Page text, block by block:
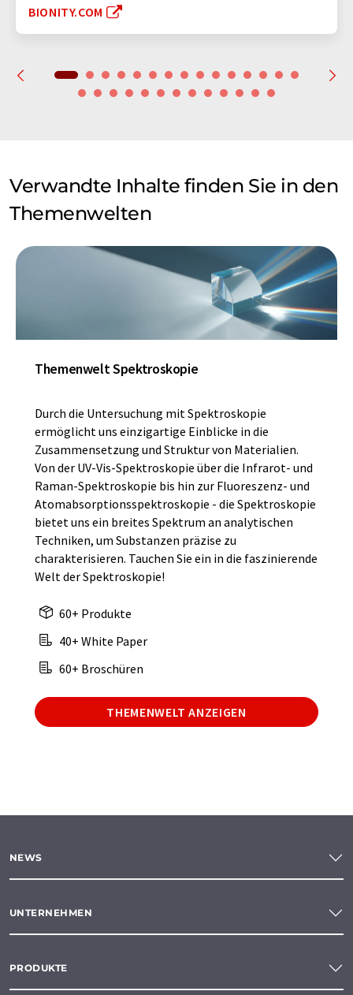
BIONITY.COM
Verwandte Inhalte finden Sie in den
Themenwelten
Themenwelt Spektroskopie
Durch die Untersuchung mit Spektroskopie
ermöglicht uns einzigartige Einblicke in die
Zusammensetzung und Struktur von Materialien.
Von der UV-Vis-Spektroskopie über die Infrarot- und
Raman-Spektroskopie bis hin zur Fluoreszenz- und
Atomabsorptionsspektroskopie - die Spektroskopie
bietet uns ein breites Spektrum an analytischen
Techniken, um Substanzen präzise zu
charakterisieren. Tauchen Sie ein in die faszinierende
Welt der Spektroskopie!
60+ Produkte
40+ White Paper
60+ Broschüren
THEMENWELT ANZEIGEN
NEWS
UNTERNEHMEN
PRODUKTE